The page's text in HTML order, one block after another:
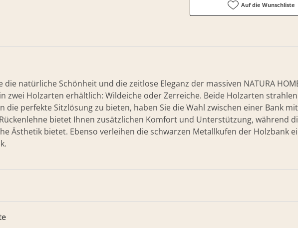
Auf die Wunschliste
die natürliche Schönheit und die zeitlose Eleganz der massiven NATURA
zwei Holzarten erhältlich: Wildeiche oder Zerreiche. Beide Holzarten
die perfekte Sitzlösung zu bieten, haben Sie die Wahl zwischen einer Bank
bietet Ihnen zusätzlichen Komfort und Unterstützung, während
Ästhetik bietet. Ebenso verleihen die schwarzen Metallkufen der Holzbank